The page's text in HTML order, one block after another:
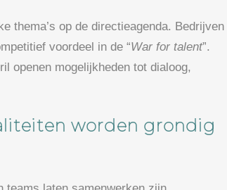
thema’s op de directieagenda. Bedrijven
voordeel in de “War for talent”.
openen mogelijkheden tot dialoog,
worden grondig